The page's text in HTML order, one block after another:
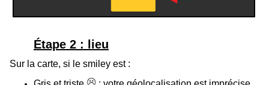
Étape 2 : lieu
Sur la carte, si le smiley est :